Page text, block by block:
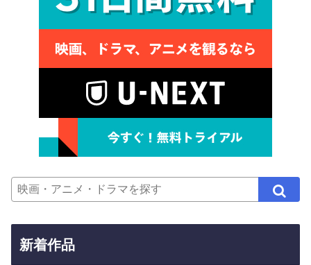
新着作品